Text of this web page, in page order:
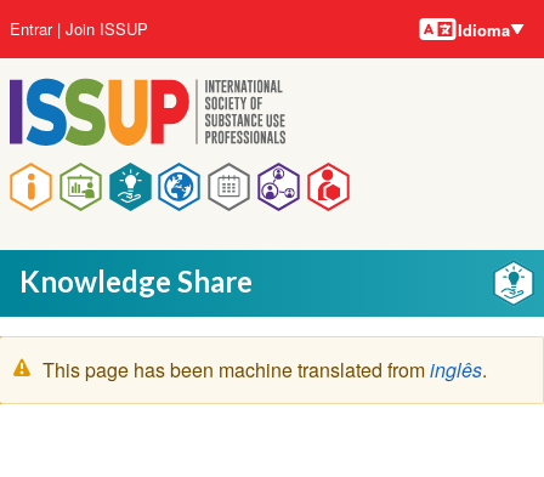
para
o
conteúdo
principal
Navegação
principal
Menu
da
conta
do
usuário
Entrar Join ISSUP Idiomas
Idioma
Knowledge Share
Mensagem
de
This page has been machine translated frominglês.